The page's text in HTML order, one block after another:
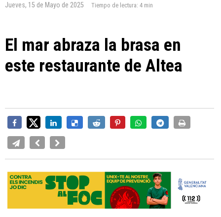
Jueves, 15 de Mayo de 2025 Tiempo de lectura: 4 min
El mar abraza la brasa en
este restaurante de Altea